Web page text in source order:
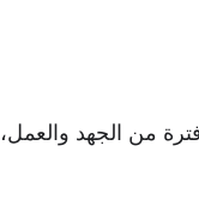
فترة من الجهد